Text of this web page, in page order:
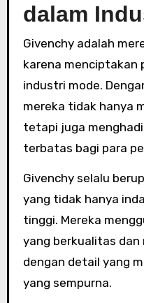
dalam
Givenchy adalah
karena menciptakan
industri mode.
mereka tidak hanya
tetapi juga
terbatas bagi para
Givenchy selalu
yang tidak hanya
tinggi. Mereka
yang berkualitas
dengan detail yang
yang sempurna.